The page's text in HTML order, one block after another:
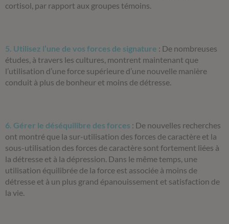
cortisol, par rapport aux groupes témoins.
5. Utilisez l’une de vos forces de signature : De nombreuses
études, à travers les cultures, montrent maintenant que
l’utilisation d’une force supérieure d’une nouvelle manière
conduit à plus de bonheur et moins de détresse.
6. Gérer le déséquilibre des forces : De nouvelles recherches
ont montré que la sur-utilisation des forces de caractère et la
sous-utilisation des forces de caractère sont fortement liées à
la détresse et à la dépression. Dans le même temps, une
utilisation équilibrée de la force est associée à moins de
détresse et à un plus grand épanouissement et satisfaction de
la vie.